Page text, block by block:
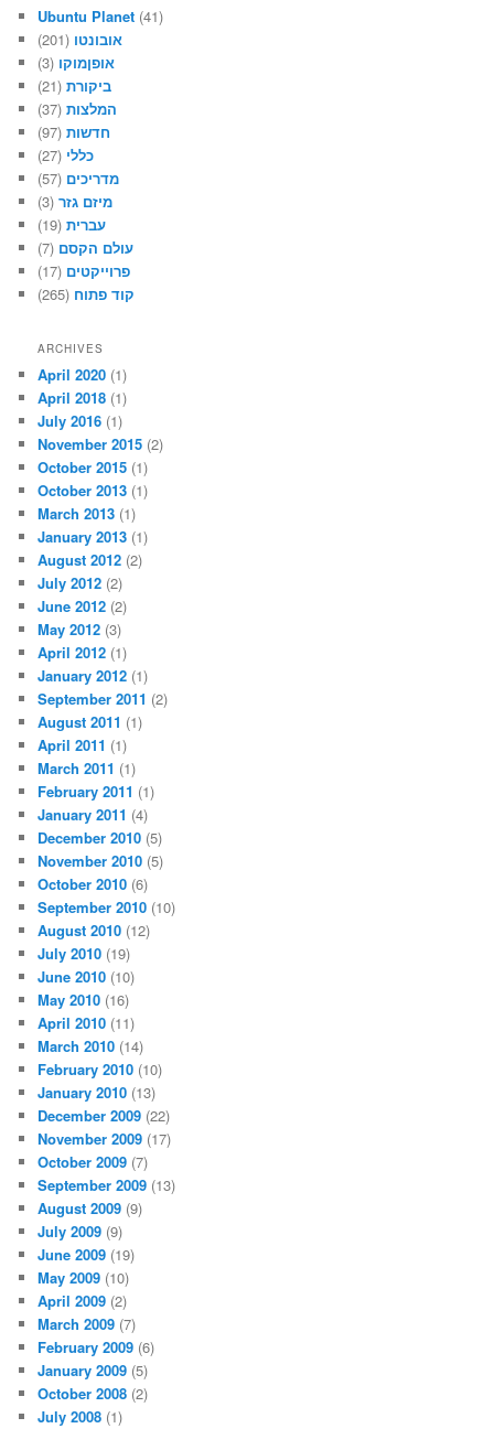
Ubuntu Planet (41)
אובונטו (201)
אופןמוקו (3)
ביקורת(21)
המלצות(37)
חדשות(97)
כללי (27)
מדריכים (57)
מיזם גזר(3)
עברית(19)
עולם הקסם (7)
פרוייקטים (17)
קוד פתוח (265)
ARCHIVES
April 2020 (1)
April 2018 (1)
July 2016 (1)
November 2015 (2)
October 2015 (1)
October 2013 (1)
March 2013 (1)
January 2013 (1)
August 2012 (2)
July 2012 (2)
June 2012 (2)
May 2012 (3)
April 2012 (1)
January 2012 (1)
September 2011 (2)
August 2011 (1)
April 2011 (1)
March 2011 (1)
February 2011 (1)
January 2011 (4)
December 2010 (5)
November 2010 (5)
October 2010 (6)
September 2010 (10)
August 2010 (12)
July 2010 (19)
June 2010 (10)
May 2010 (16)
April 2010 (11)
March 2010 (14)
February 2010 (10)
January 2010 (13)
December 2009 (22)
November 2009 (17)
October 2009 (7)
September 2009 (13)
August 2009 (9)
July 2009 (9)
June 2009 (19)
May 2009 (10)
April 2009 (2)
March 2009 (7)
February 2009 (6)
January 2009 (5)
October 2008 (2)
July 2008 (1)